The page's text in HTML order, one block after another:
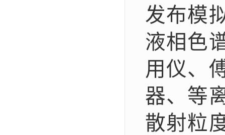
发布模
液相色
用仪、
器、等
散射粒